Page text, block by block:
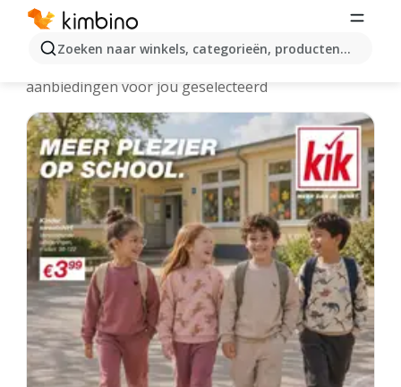
Zoeken naar winkels, categorieën, producten...
Zelhem - Meest recente folders
aanbiedingen voor jou geselecteerd